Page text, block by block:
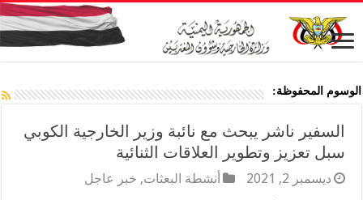
الوسوم المحفوظة:
السفير ناشر يبحث مع نائبة وزير الخارجية الكوبي
سبل تعزيز وتطوير العلاقات الثنائية
ديسمبر 2, 2021 أنشطة البعثات, خبر عاجل